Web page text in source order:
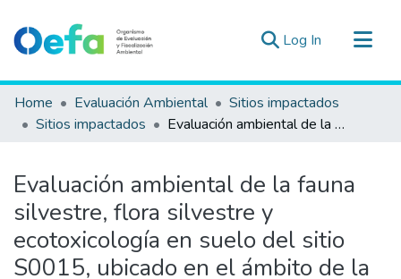
Log In (current)
Communities & Collections
All of DSpace
Estad. Externas
Guias ▾
Home Evaluación Ambiental
Sitios impactados
Sitios impactados
Evaluación ambiental de la fauna silvestre, flora silvestre y ecotoxicología en suelo del sitio S0015, ubicado en el ámbito de la cuenca del río Marañón, distrito Parinari, provincia y departamento Loreto.
Evaluación ambiental de la fauna
silvestre, flora silvestre y
ecotoxicología en suelo del sitio
S0015, ubicado en el ámbito de la